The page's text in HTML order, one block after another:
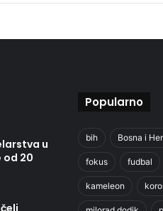
u
od 20
Popularno
bih Bosna i
fokus fudbal
kameleon